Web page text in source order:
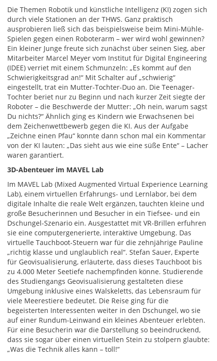
Die Themen Robotik und künstliche Intelligenz (KI) zogen sich
durch viele Stationen an der THWS. Ganz praktisch
ausprobieren ließ sich das beispielsweise beim Mini-Mühle-
Spielen gegen einen Roboterarm – wer wird wohl gewinnen?
Ein kleiner Junge freute sich zunächst über seinen Sieg, aber
Mitarbeiter Marcel Meyer vom Institut für Digital Engineering
(IDEE) verriet mit einem Schmunzeln: „Es kommt auf den
Schwierigkeitsgrad an!“ Mit Schalter auf „schwierig“
eingestellt, trat ein Mutter-Tochter-Duo an. Die Teenager-
Tochter beriet nur zu Beginn und nach kurzer Zeit siegte der
Roboter – die Beschwerde der Mutter: „Oh nein, warum sagst
Du nichts?“ Ähnlich ging es Kindern wie Erwachsenen bei
dem Zeichenwettbewerb gegen die KI. Aus der Aufgabe
„Zeichne einen Pfau“ konnte dann schon mal ein Kommentar
von der KI lauten: „Das sieht aus wie eine süße Ente“ – Lacher
waren garantiert.
3D-Abenteuer im MAVEL Lab
Im MAVEL Lab (Mixed Augmented Virtual Experience Learning
Lab), einem virtuellen Erfahrungs- und Lernlabor, bei dem
digitale Inhalte die reale Welt ergänzen, tauchten kleine und
große Besucherinnen und Besucher in ein Tiefsee- und ein
Dschungel-Szenario ein. Ausgestattet mit VR-Brillen erfuhren
sie eine computergenerierte, interaktive Umgebung. Das
virtuelle Tauchboot-Steuern war für die zehnjährige Pauline
„richtig klasse und unglaublich real“. Stefan Sauer, Experte
für Geovisualisierung, erläuterte, dass dieses Tauchboot bis
zu 4.000 Meter Seetiefe nachempfinden könne. Studierende
des Studiengangs Geovisualisierung gestalteten diese
Umgebung inklusive eines Walskeletts, das Lebensraum für
viele Meerestiere bedeutet. Die Reise ging für die
begeisterten Interessenten weiter in den Dschungel, wo sie
auf einer Rundum-Leinwand ein kleines Abenteuer erlebten.
Für eine Besucherin war die Darstellung so beeindruckend,
dass sie sogar über einen virtuellen Stein zu stolpern glaubte:
„Was die Technik alles kann – toll!“